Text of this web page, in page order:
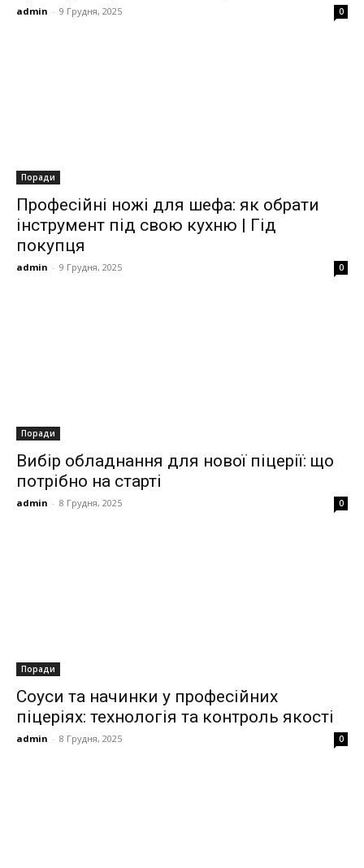
admin - 9 Грудня, 2025 0
Поради
Професійні ножі для шефа: як обрати
інструмент під свою кухню | Гід
покупця
admin - 9 Грудня, 2025 0
Поради
Вибір обладнання для нової піцерії: що
потрібно на старті
admin - 8 Грудня, 2025 0
Поради
Соуси та начинки у професійних
піцеріях: технологія та контроль якості
admin - 8 Грудня, 2025 0